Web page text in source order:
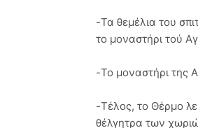
-Τα θεμέλια του
το μοναστήρι τού
-Το μοναστήρι της
-Τέλος, το Θέρμο
θέλγητρα των